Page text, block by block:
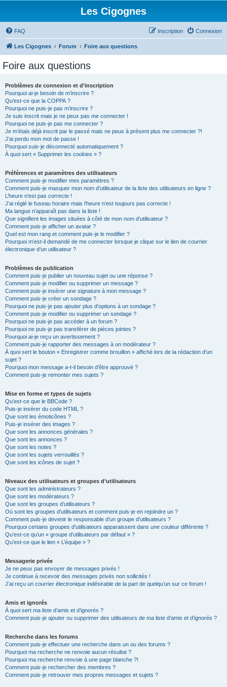
Les Cigognes
FAQ Connexion
Inscription
Les Cigognes Forum Foire aux questions
Foire aux questions
Problèmes de connexion et d’inscription
Pourquoi ai-je besoin de m’inscrire ?
Qu’est-ce que la COPPA ?
Pourquoi ne puis-je pas m’inscrire ?
Je suis inscrit mais je ne peux pas me connecter !
Pourquoi ne puis-je pas me connecter ?
Je m’étais déjà inscrit par le passé mais ne peux à présent plus me connecter ?!
J’ai perdu mon mot de passe !
Pourquoi suis-je déconnecté automatiquement ?
À quoi sert « Supprimer les cookies » ?
Préférences et paramètres des utilisateurs
Comment puis-je modifier mes paramètres ?
Comment puis-je masquer mon nom d’utilisateur de la liste des utilisateurs en ligne ?
L’heure n’est pas correcte !
J’ai réglé le fuseau horaire mais l’heure n’est toujours pas correcte !
Ma langue n’apparaît pas dans la liste !
Que signifient les images situées à côté de mon nom d’utilisateur ?
Comment puis-je afficher un avatar ?
Quel est mon rang et comment puis-je le modifier ?
Pourquoi m’est-il demandé de me connecter lorsque je clique sur le lien de courrier
électronique d’un utilisateur ?
Problèmes de publication
Comment puis-je publier un nouveau sujet ou une réponse ?
Comment puis-je modifier ou supprimer un message ?
Comment puis-je insérer une signature à mon message ?
Comment puis-je créer un sondage ?
Pourquoi ne puis-je pas ajouter plus d’options à un sondage ?
Comment puis-je modifier ou supprimer un sondage ?
Pourquoi ne puis-je pas accéder à un forum ?
Pourquoi ne puis-je pas transférer de pièces jointes ?
Pourquoi ai-je reçu un avertissement ?
Comment puis-je rapporter des messages à un modérateur ?
À quoi sert le bouton « Enregistrer comme brouillon » affiché lors de la rédaction d’un
sujet ?
Pourquoi mon message a-t-il besoin d’être approuvé ?
Comment puis-je remonter mes sujets ?
Mise en forme et types de sujets
Qu’est-ce que le BBCode ?
Puis-je insérer du code HTML ?
Que sont les émoticônes ?
Puis-je insérer des images ?
Que sont les annonces générales ?
Que sont les annonces ?
Que sont les notes ?
Que sont les sujets verrouillés ?
Que sont les icônes de sujet ?
Niveaux des utilisateurs et groupes d’utilisateurs
Que sont les administrateurs ?
Que sont les modérateurs ?
Que sont les groupes d’utilisateurs ?
Où sont les groupes d’utilisateurs et comment puis-je en rejoindre un ?
Comment puis-je devenir le responsable d’un groupe d’utilisateurs ?
Pourquoi certains groupes d’utilisateurs apparaissent dans une couleur différente ?
Qu’est-ce qu’un « groupe d’utilisateurs par défaut » ?
Qu’est-ce que le lien « L’équipe » ?
Messagerie privée
Je ne peux pas envoyer de messages privés !
Je continue à recevoir des messages privés non sollicités !
J’ai reçu un courrier électronique indésirable de la part de quelqu’un sur ce forum !
Amis et ignorés
À quoi sert ma liste d’amis et d’ignorés ?
Comment puis-je ajouter ou supprimer des utilisateurs de ma liste d’amis et d’ignorés ?
Recherche dans les forums
Comment puis-je effectuer une recherche dans un ou des forums ?
Pourquoi ma recherche ne renvoie aucun résultat ?
Pourquoi ma recherche renvoie à une page blanche ?!
Comment puis-je rechercher des membres ?
Comment puis-je retrouver mes propres messages et sujets ?